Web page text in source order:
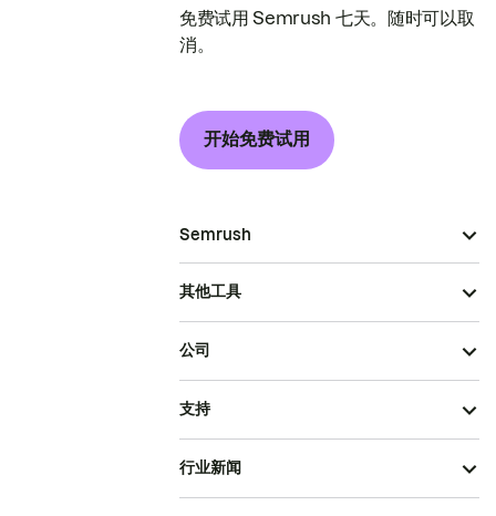
免费试用 Semrush 七天。随时可以取
消。
开始免费试用
Semrush
其他工具
公司
支持
行业新闻